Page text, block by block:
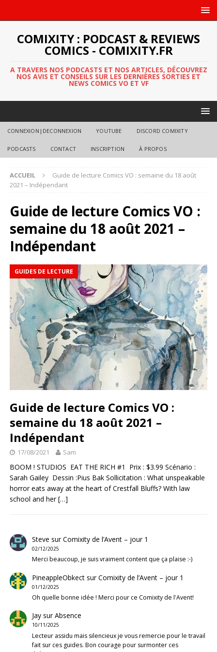
COMIXITY : PODCAST & REVIEWS
COMICS - COMIXITY.FR
A TRAVERS NOS PODCASTS ET NOS ARTICLES, DÉCOUVREZ
NOS AVIS ET CONSEILS SUR LES DERNIÈRES SORTIES ET
NEWS COMICS VO ET VF
CONNEXION|DECONNEXION YOUTUBE DISCORD COMIXITY
PODCASTS CONTACT INSCRIPTION À PROPOS
ACCUEIL
Guide de lecture Comics VO : semaine du 18 août
2021 – Indépendant
Guide de lecture Comics VO :
semaine du 18 août 2021 –
Indépendant
GUIDES DE LECTURE
Guide de lecture Comics VO :
semaine du 18 août 2021 –
Indépendant
17/08/2021 Sam
BOOM ! STUDIOS EAT THE RICH #1 Prix : $3.99 Scénario :
Sarah Gailey Dessin :Pius Bak Sollicitation : What unspeakable
horror eats away at the heart of Crestfall Bluffs? With law
school and her[…]
Steve surComixity de l’Avent – jour 1
02/12/2025
Merci beaucoup, je suis vraiment content que ça plaise :-)
PineappleObkectsurComixity de l’Avent – jour 1
01/12/2025
Oh quelle bonne idée ! Merci pour ce Comixity de l'Avent!
JaysurAbsence
10/11/2025
Lecteur assidu mais silencieux je vous remercie pour le travail
fait sur ces guides. Bon courage pour surmonter ces